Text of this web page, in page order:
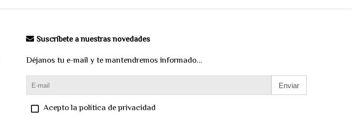
Suscríbete a nuestras novedades
Déjanos tu e-mail y te mantendremos informado...
Enviar
Acepto la política de privacidad